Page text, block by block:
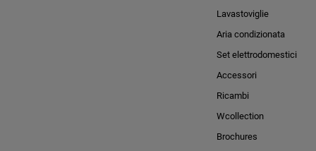
Lavastoviglie
Aria condizionata
Set elettrodomestici
Accessori
Ricambi
Wcollection
Brochures